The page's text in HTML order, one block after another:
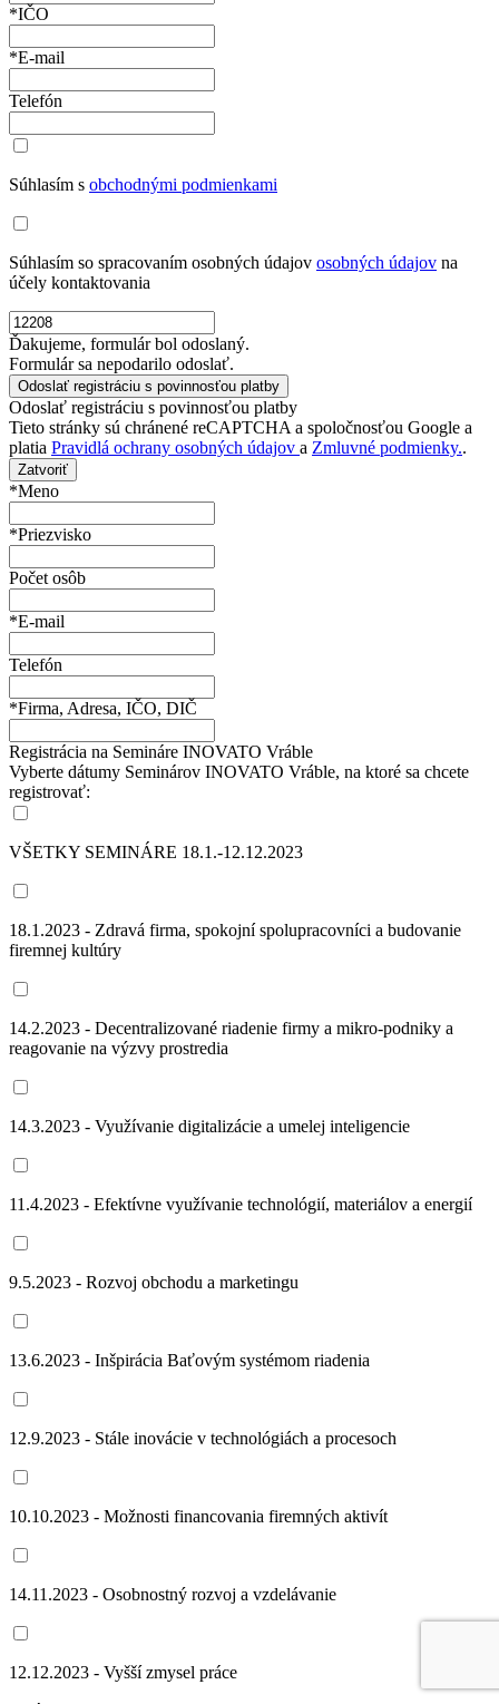
*IČO
*E-mail
Telefón
Súhlasím s obchodnými podmienkami
Súhlasím so spracovaním osobných údajov osobných údajov na
účely kontaktovania
Ďakujeme, formulár bol odoslaný.
Formulár sa nepodarilo odoslať.
Odoslať registráciu s povinnosťou platby
Tieto stránky sú chránené reCAPTCHA a spoločnosťou Google a
platia Pravidlá ochrany osobných údajov a Zmluvné podmienky..
Zatvoriť
*Meno
*Priezvisko
Počet osôb
*E-mail
Telefón
*Firma, Adresa, IČO, DIČ
Registrácia na Semináre INOVATO Vráble
Vyberte dátumy Seminárov INOVATO Vráble, na ktoré sa chcete
registrovať:
VŠETKY SEMINÁRE 18.1.-12.12.2023
18.1.2023 - Zdravá firma, spokojní spolupracovníci a budovanie
firemnej kultúry
14.2.2023 - Decentralizované riadenie firmy a mikro-podniky a
reagovanie na výzvy prostredia
14.3.2023 - Využívanie digitalizácie a umelej inteligencie
11.4.2023 - Efektívne využívanie technológií, materiálov a energií
9.5.2023 - Rozvoj obchodu a marketingu
13.6.2023 - Inšpirácia Baťovým systémom riadenia
12.9.2023 - Stále inovácie v technológiách a procesoch
10.10.2023 - Možnosti financovania firemných aktivít
14.11.2023 - Osobnostný rozvoj a vzdelávanie
12.12.2023 - Vyšší zmysel práce